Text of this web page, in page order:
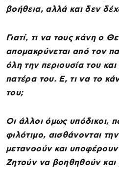
βοήθεια, αλλά και δεν
Γιατί, τι να τους κάνη ο
απομακρύνεται από τον
όλη την περιουσία του
πατέρα του. Ε, τι να το
του;
Οι άλλοι όμως υπόδικοι,
φιλότιμο, αισθάνονται
μετανοούν και υποφέρουν
Ζητούν να βοηθηθούν και